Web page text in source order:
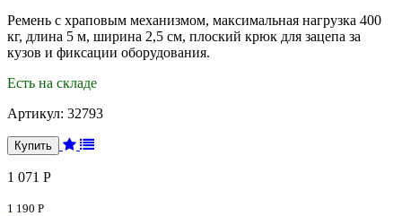
Ремень с храповым механизмом, максимальная нагрузка 400
кг, длина 5 м, ширина 2,5 см, плоский крюк для зацепа за
кузов и фиксации оборудования.
Есть на складе
Артикул: 32793
1 071 Р
1 190 Р